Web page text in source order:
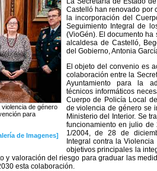
de género
para
de Imagenes]
Castelló han renovado por
la incorporación del
Seguimiento Integral de
(VioGén). El documento
alcaldesa de Castelló,
del Gobierno, Antonia
El objeto del convenio es
colaboración entre la
Ayuntamiento para la
técnicos informáticos
Cuerpo de Policía Local
de violencia de género se
Ministerio del Interior. Se
funcionamiento en julio
1/2004, de 28 de
Integral contra la
objetivos principales la
y valoración del riesgo para graduar las
esta colaboración.